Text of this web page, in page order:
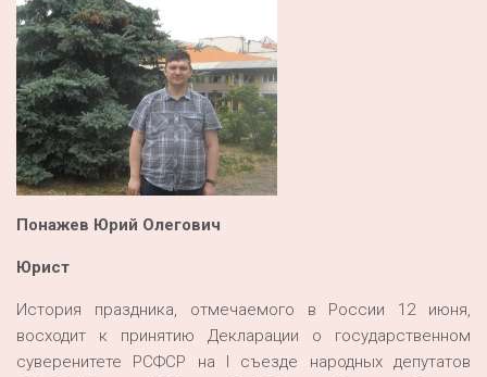
Понажев Юрий Олегович
Юрист
История праздника, отмечаемого в России 12 июня,
восходит к принятию Декларации о государственном
суверенитете РСФСР на I съезде народных депутатов